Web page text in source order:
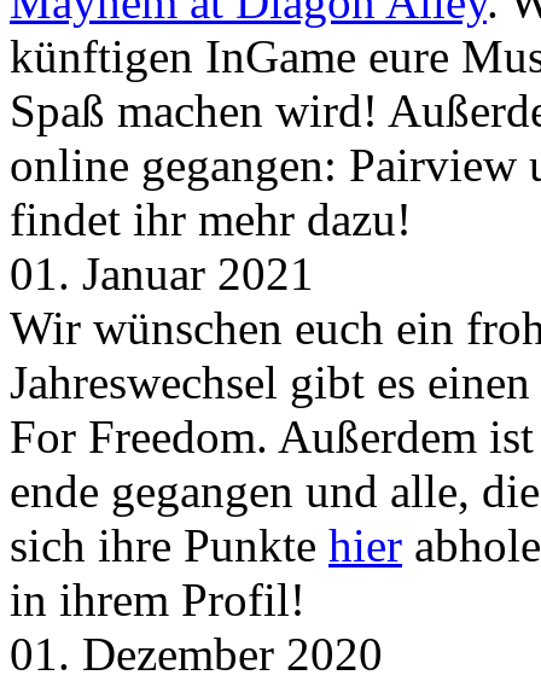
künftigen InGame eure
Spaß machen wird!
online gegangen:
findet ihr mehr dazu!
01. Januar 2021
Wir wünschen euch ein
Jahreswechsel gibt es einen
For Freedom. Außerdem
ende gegangen und alle,
sich ihre Punkte hier
in ihrem Profil!
01. Dezember 2020